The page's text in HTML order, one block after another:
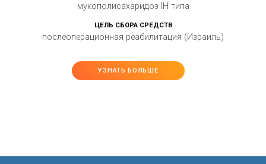
мукополисахаридоз IH типа
ЦЕЛЬ СБОРА СРЕДСТВ
послеоперационная реабилитация (Израиль)
УЗНАТЬ БОЛЬШЕ